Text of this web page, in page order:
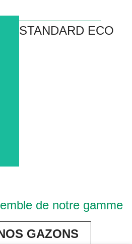
STANDARD ECO
de notre gamme
GAZONS